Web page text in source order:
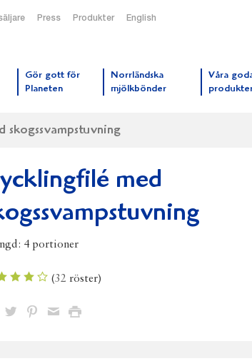
Press Produkter English
Gör gott för
Planeten
Norrländska
mjölkbönder
Våra
skogssvampstuvning
med
4 portioner
(32 röster)
Dela Dela Dela DelaSkriv